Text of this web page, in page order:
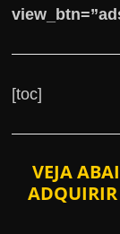
[toc]
VEJA